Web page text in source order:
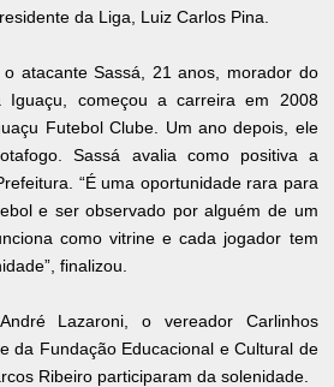
da Liga, Luiz Carlos Pina.
atacante Sassá, 21 anos, morador do
Iguaçu, começou a carreira em 2008
Futebol Clube. Um ano depois, ele
Sassá avalia como positiva a
“É uma oportunidade rara para
e ser observado por alguém de um
como vitrine e cada jogador tem
finalizou.
Lazaroni, o vereador Carlinhos
da Fundação Educacional e Cultural de
Ribeiro participaram da solenidade.